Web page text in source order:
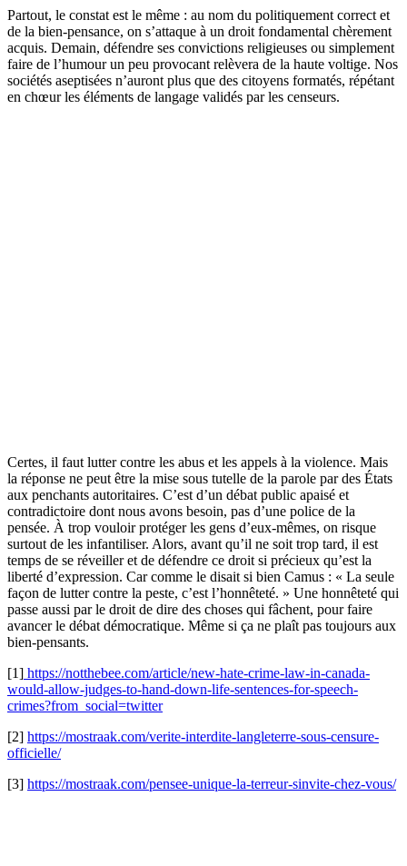
Partout, le constat est le même : au nom du politiquement correct et
de la bien-pensance, on s’attaque à un droit fondamental chèrement
acquis. Demain, défendre ses convictions religieuses ou simplement
faire de l’humour un peu provocant relèvera de la haute voltige. Nos
sociétés aseptisées n’auront plus que des citoyens formatés, répétant
en chœur les éléments de langage validés par les censeurs.
Certes, il faut lutter contre les abus et les appels à la violence. Mais
la réponse ne peut être la mise sous tutelle de la parole par des États
aux penchants autoritaires. C’est d’un débat public apaisé et
contradictoire dont nous avons besoin, pas d’une police de la
pensée. À trop vouloir protéger les gens d’eux-mêmes, on risque
surtout de les infantiliser. Alors, avant qu’il ne soit trop tard, il est
temps de se réveiller et de défendre ce droit si précieux qu’est la
liberté d’expression. Car comme le disait si bien Camus : « La seule
façon de lutter contre la peste, c’est l’honnêteté. » Une honnêteté qui
passe aussi par le droit de dire des choses qui fâchent, pour faire
avancer le débat démocratique. Même si ça ne plaît pas toujours aux
bien-pensants.
[1] https://notthebee.com/article/new-hate-crime-law-in-canada-
would-allow-judges-to-hand-down-life-sentences-for-speech-
crimes?from_social=twitter
[2] https://mostraak.com/verite-interdite-langleterre-sous-censure-
officielle/
[3] https://mostraak.com/pensee-unique-la-terreur-sinvite-chez-vous/